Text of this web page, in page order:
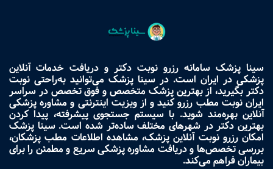
سینا پزشک سامانه رزرو نوبت دکتر و دریافت خدمات آنلاین
پزشکی در ایران است. در سینا پزشک می‌توانید به‌راحتی نوبت
دکتر بگیرید، از بهترین پزشک متخصص و فوق تخصص در سراسر
ایران نوبت مطب رزرو کنید و از ویزیت اینترنتی و مشاوره پزشکی
آنلاین بهره‌مند شوید. با سیستم جستجوی پیشرفته، پیدا کردن
بهترین دکتر در شهرهای مختلف ساده‌تر شده است. سینا پزشک
امکان رزرو نوبت آنلاین پزشک، مشاهده اطلاعات مطب پزشکان،
بررسی تخصص‌ها و دریافت مشاوره پزشکی سریع و مطمئن را برای
بیماران فراهم می‌کند.